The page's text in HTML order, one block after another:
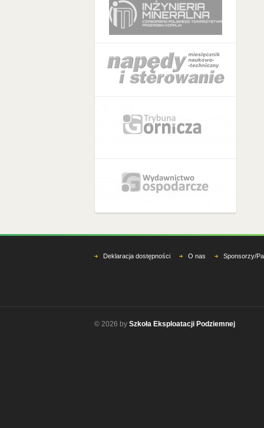
Deklaracja dostępności O nas Sponsorzy/
© 2026 by Szkoła Eksploatacji Podziemnej